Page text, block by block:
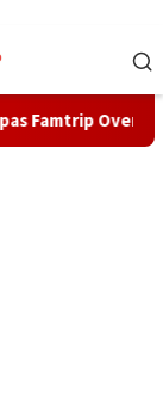
Tiga